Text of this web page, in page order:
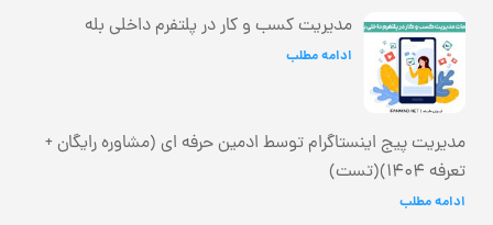
مدیریت کسب و کار در پلتفرم داخلی بله
ادامه مطلب
مدیریت پیج اینستاگرام توسط ادمین حرفه ای (مشاوره رایگان +
تعرفه 1404)(تست)
ادامه مطلب